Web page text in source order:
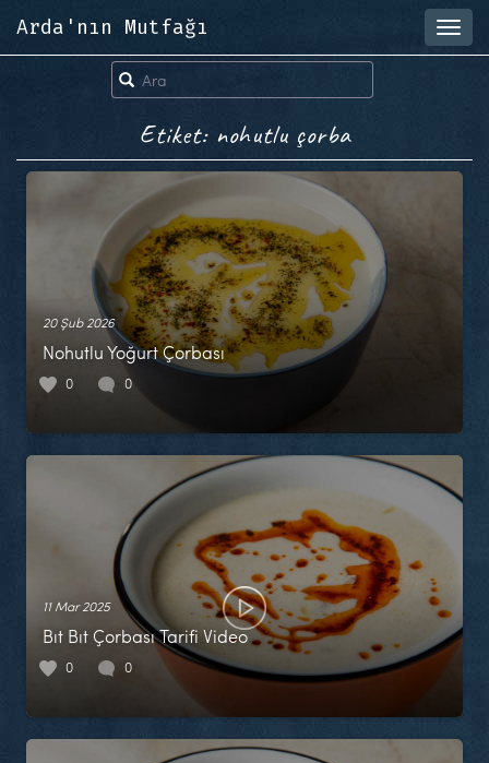
Arda'nın Mutfağı
Etiket: nohutlu çorba
20 Şub 2026
Nohutlu Yoğurt Çorbası
0 0
11 Mar 2025
Bıt Bıt Çorbası Tarifi Video
0 0